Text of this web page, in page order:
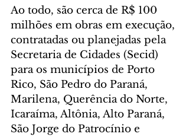
Ao todo, são cerca de R$ 100
milhões em obras em execução,
contratadas ou planejadas pela
Secretaria de Cidades (Secid)
para os municípios de Porto
Rico, São Pedro do Paraná,
Marilena, Querência do Norte,
Icaraíma, Altônia, Alto Paraná,
São Jorge do Patrocínio e